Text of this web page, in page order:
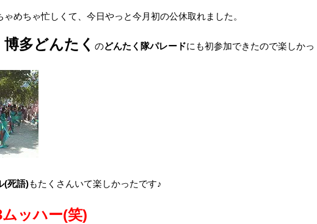
めちゃ忙しくて、今日やっと今月初の公休取れました。
博多どんたく のどんたく隊パレードにも初参加できたので楽しかっ
(死語)もたくさんいて楽しかったです♪
ッハー(笑)